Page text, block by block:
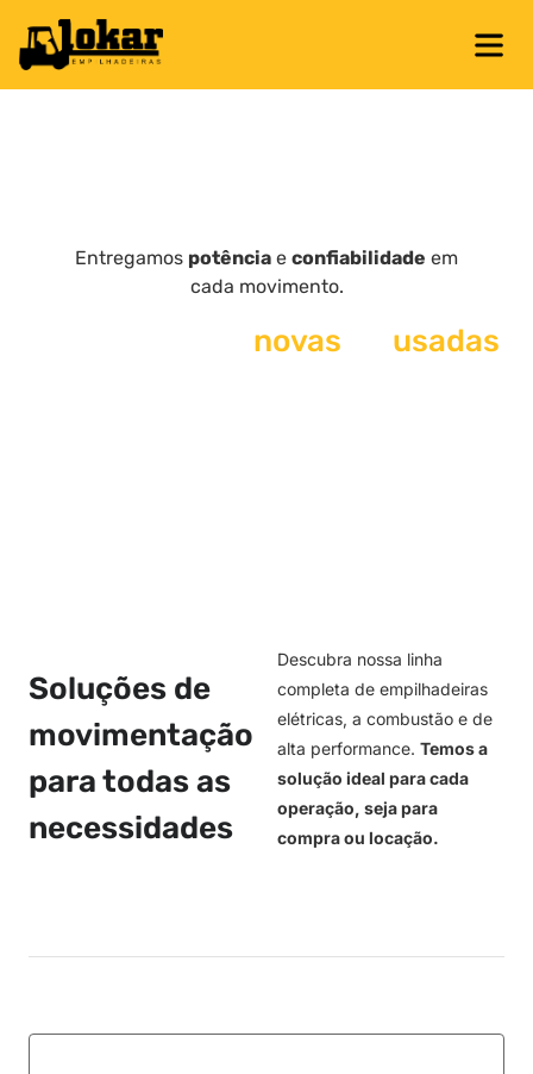
Entregamos potência e confiabilidade em
cada movimento.
novas
usadas
Soluções de
movimentação
para todas as
necessidades
Descubra nossa linha
completa de empilhadeiras
elétricas, a combustão e de
alta performance.Temos a
solução ideal para cada
operação, seja para
compra ou locação.